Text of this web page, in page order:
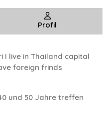
Profil
I live in Thailand capital
foreign frinds
und 50 Jahre treffen